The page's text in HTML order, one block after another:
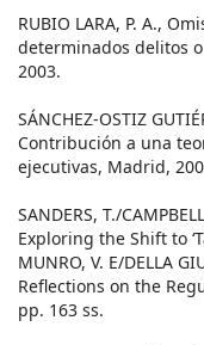
RUBIO LARA, P. A.,
determinados delitos
2003.
SÁNCHEZ-OSTIZ
Contribución a una
ejecutivas, Madrid,
SANDERS, T./
Exploring the Shift to
MUNRO, V. E/DELLA
Reflections on the
pp. 163 ss.